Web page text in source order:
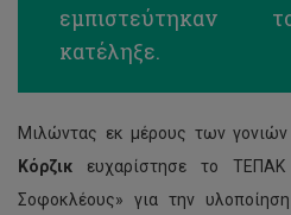
εμπιστεύτηκαν
κατέληξε.
Μιλώντας εκ μέρους των
Κόρζικ ευχαρίστησε το
Σοφοκλέους» για την